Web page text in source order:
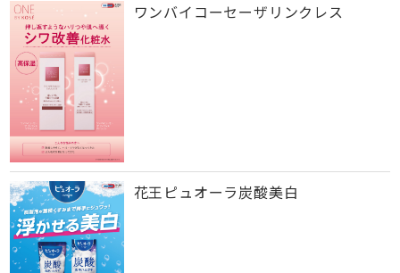
ワンバイコーセーザリンクレス
花王ピュオーラ炭酸美白